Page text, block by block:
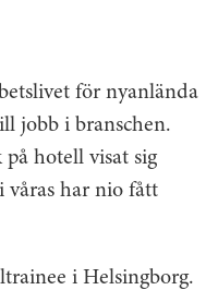
för nyanlända
jobb i branschen.
hotell visat sig
våras har nio fått
i Helsingborg.